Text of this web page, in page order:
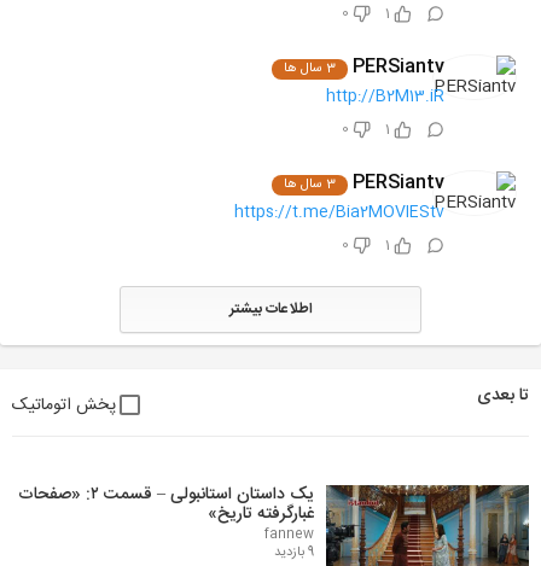
1
0
PERSiantv 3 سال ها
http://B2M13.iR
1
0
PERSiantv 3 سال ها
https://t.me/Bia2MOVIEStv
1
0
اطلاعات بیشتر
تا بعدی پخش اتوماتیک
یک داستان استانبولی – قسمت ۲: «صفحات
غبارگرفته تاریخ»
fannew
9 بازدید